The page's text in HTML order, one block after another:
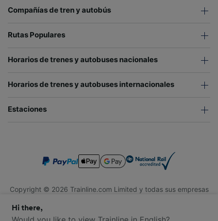
Compañías de tren y autobús
Rutas Populares
Horarios de trenes y autobuses nacionales
Horarios de trenes y autobuses internacionales
Estaciones
Copyright © 2026 Trainline.com Limited y todas sus empresas
Trainline.com Limited está registrada en Inglaterra y Gales.
Compañía No. 3846791. Dirección: 1 Stonecutter St, Londres
Hi there,